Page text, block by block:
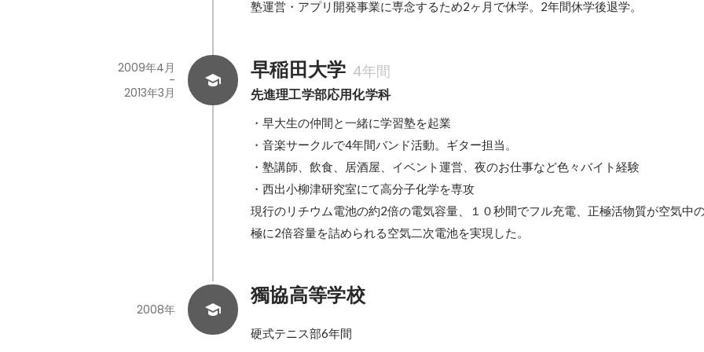
塾運営・アプリ開発事業に専念するため2ヶ月で休学。2年間休学後退学。
早稲田大学 4年間
先進理工学部応用化学科
2009年4月
-
2013年3月
・早大生の仲間と一緒に学習塾を起業
・音楽サークルで4年間バンド活動。ギター担当。
・塾講師、飲食、居酒屋、イベント運営、夜のお仕事など色々バイト経験
・西出小柳津研究室にて高分子化学を専攻
現行のリチウム電池の約2倍の電気容量、１０秒間でフル充電、正極活物質が空気中
獨協高等学校
2008年
硬式テニス部6年間